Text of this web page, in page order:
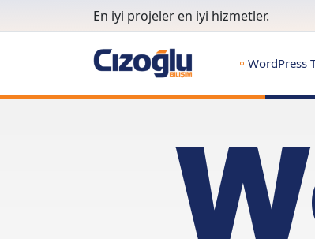
En iyi projeler en iyi hizmetler.
WordPress